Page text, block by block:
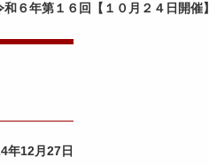
６年第１６回【１０月２４日開催】
年12月27日